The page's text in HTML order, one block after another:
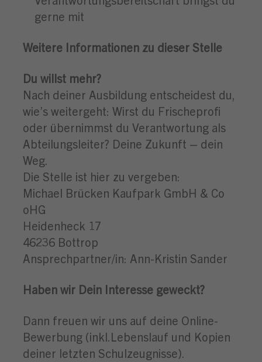
gerne mit
Weitere Informationen zu dieser Stelle
Du willst mehr?
Nach deiner Ausbildung entscheidest du,
wie’s weitergeht: Wirst du Frischeprofi
oder übernimmst du Verantwortung als
Abteilungsleiter? Deine Zukunft – dein
Weg.
Die Stelle ist hier zu vergeben:
Michael Brücken Kaufpark GmbH & Co
oHG
Heidenheck 17
46236 Bottrop
Ansprechpartner/in: Ann-Kristin Sander
Haben wir Dein Interesse geweckt?
Dann freuen wir uns auf deine Online-
Bewerbung (inkl.Lebenslauf und Kopien
deiner letzten Schulzeugnisse).